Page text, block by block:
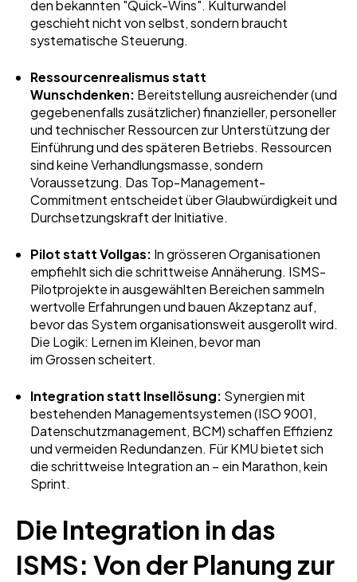
den bekannten "Quick-Wins". Kulturwandel
geschieht nicht von selbst, sondern braucht
systematische Steuerung.
Ressourcenrealismus statt
Wunschdenken: Bereitstellung ausreichender (und
gegebenenfalls zusätzlicher) finanzieller, personeller
und technischer Ressourcen zur Unterstützung der
Einführung und des späteren Betriebs. Ressourcen
sind keine Verhandlungsmasse, sondern
Voraussetzung. Das Top-Management-
Commitment entscheidet über Glaubwürdigkeit und
Durchsetzungskraft der Initiative.
Pilot statt Vollgas: In grösseren Organisationen
empfiehlt sich die schrittweise Annäherung. ISMS-
Pilotprojekte in ausgewählten Bereichen sammeln
wertvolle Erfahrungen und bauen Akzeptanz auf,
bevor das System organisationsweit ausgerollt wird.
Die Logik: Lernen im Kleinen, bevor man
im Grossen scheitert.
Integration statt Insellösung: Synergien mit
bestehenden Managementsystemen (ISO 9001,
Datenschutzmanagement, BCM) schaffen Effizienz
und vermeiden Redundanzen. Für KMU bietet sich
die schrittweise Integration an – ein Marathon, kein
Sprint.
Die Integration in das
ISMS: Von der Planung zur